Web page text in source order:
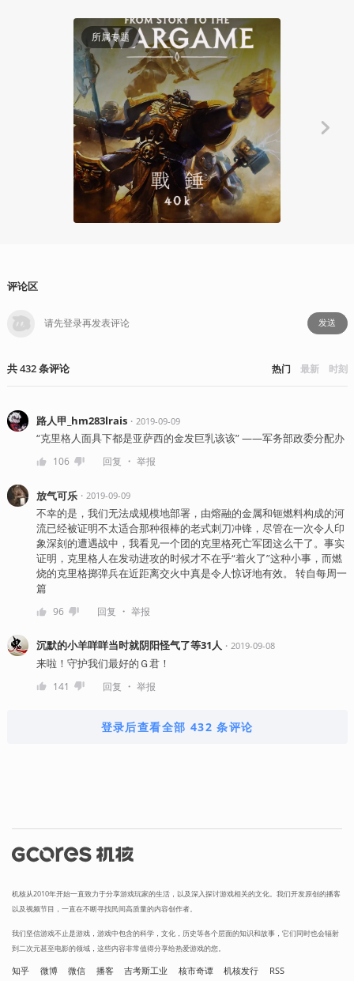
所属专题
Gadio Story
评论区
发送
共432条评论 热门 最新 时刻
路人甲_hm283lrais・ 2019-09-09
“克里格人面具下都是亚萨西的金发巨乳该该” ——军务部政委分配办
106 回复 ・ 举报
放气可乐・ 2019-09-09
不幸的是，我们无法成规模地部署，由熔融的金属和钷燃料构成的河
流已经被证明不太适合那种很棒的老式刺刀冲锋，尽管在一次令人印
象深刻的遭遇战中，我看见一个团的克里格死亡军团这么干了。事实
证明，克里格人在发动进攻的时候才不在乎“着火了”这种小事，而燃
烧的克里格掷弹兵在近距离交火中真是令人惊讶地有效。 转自每周一
篇
96 回复 ・ 举报
沉默的小羊咩咩当时就阴阳怪气了等31人 ・ 2019-09-08
来啦！守护我们最好的Ｇ君！
141 回复 ・ 举报
登录后查看全部 432 条评论
机核从2010年开始一直致力于分享游戏玩家的生活，以及深入探讨游戏相关的文化。我们开发原创的播客
以及视频节目，一直在不断寻找民间高质量的内容创作者。
我们坚信游戏不止是游戏，游戏中包含的科学，文化，历史等各个层面的知识和故事，它们同时也会辐射
到二次元甚至电影的领域，这些内容非常值得分享给热爱游戏的您。
知乎 微博 微信 播客 吉考斯工业 核市奇谭 机核发行 RSS